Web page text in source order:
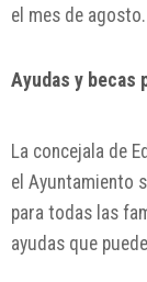
el mes de agosto.
Ayudas y becas
La concejala de
el Ayuntamiento
para todas las
ayudas que